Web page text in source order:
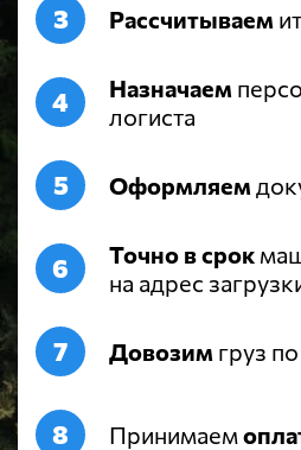
Рассчитываем
Назначаем
логиста
Оформляем
Точно в срок
на адрес
Довозим груз
Принимаем